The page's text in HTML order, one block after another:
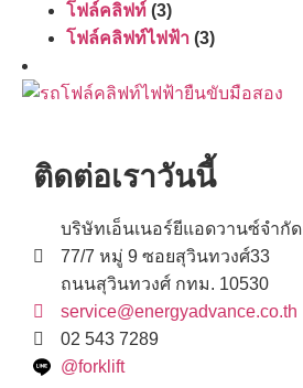
โฟล์คลิฟท์ (3)
โฟล์คลิฟท์ไฟฟ้า (3)
ติดต่อเราวันนี้
บริษัทเอ็นเนอร์ยีแอดวานซ์จำกัด
77/7 หมู่ 9 ซอยสุวินทวงศ์33
ถนนสุวินทวงศ์ กทม. 10530
service@energyadvance.co.th
02 543 7289
@forklift